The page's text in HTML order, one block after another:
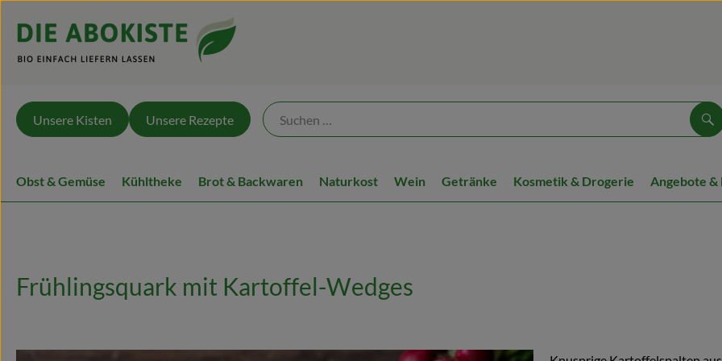
Unsere Kisten Unsere Rezepte
Obst & Gemüse Kühltheke Brot & Backwaren Naturkost Wein Getränke Kosmetik & Drogerie Angebote &
Frühlingsquark mit Kartoffel-Wedges